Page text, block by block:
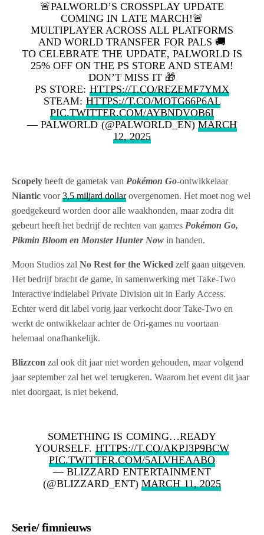
🚨PALWORLD’S CROSSPLAY UPDATE
COMING IN LATE MARCH!🚨
MULTIPLAYER ACROSS ALL PLATFORMS
AND WORLD TRANSFER FOR PALS 🚚
TO CELEBRATE THE UPDATE, PALWORLD IS
25% OFF ON THE PS STORE AND STEAM!
DON’T MISS IT 🎁
PS STORE: HTTPS://T.CO/REZEMF7YMX
STEAM: HTTPS://T.CO/MOTG66P6AL
PIC.TWITTER.COM/AYBNDVOB6I
— PALWORLD (@PALWORLD_EN) MARCH
12, 2025
Scopely heeft de gametak van Pokémon Go-ontwikkelaar
Niantic voor3,5 miljard dollarovergenomen. Het moet nog wel
goedgekeurd worden door alle waakhonden, maar zodra dit
gebeurt heeft het bedrijf de rechten van games Pokémon Go,
Pikmin Bloom en Monster Hunter Now in handen.
Moon Studios zalNo Rest for the Wickedzelf gaan uitgeven.
Het bedrijf bracht de game, in samenwerking met Take-Two
Interactive indielabel Private Division uit in Early Access.
Echter werd dit label vorig jaar verkocht door Take-Two en
werkt de ontwikkelaar achter de Ori-games nu voortaan
helemaal onafhankelijk.
Blizzconzal ook dit jaar niet worden gehouden, maar volgend
jaar september zal het wel terugkeren. Waarom het event dit jaar
niet doorgaat, is niet bekend.
SOMETHING IS COMING…READY
YOURSELF. HTTPS://T.CO/AKPJ3P9BCW
PIC.TWITTER.COM/5ALVHEAABO
— BLIZZARD ENTERTAINMENT
(@BLIZZARD_ENT)MARCH 11, 2025
Serie/ fimnieuws